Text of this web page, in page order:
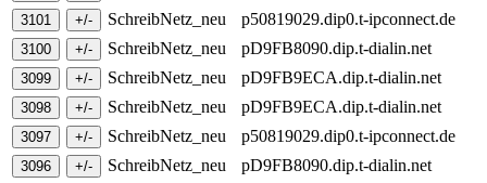
SchreibNetz_neu
p50819029.dip0.t-ipconnect.de
SchreibNetz_neu
pD9FB8090.dip.t-dialin.net
SchreibNetz_neu
pD9FB9ECA.dip.t-dialin.net
SchreibNetz_neu
pD9FB9ECA.dip.t-dialin.net
SchreibNetz_neu
p50819029.dip0.t-ipconnect.de
SchreibNetz_neu
pD9FB8090.dip.t-dialin.net